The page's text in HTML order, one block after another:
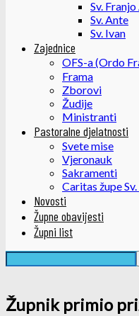
Sv.
Sv. Ante
Sv. Ivan
Zajednice
OFS-a (Ordo
Frama
Zborovi
Žudije
Ministranti
Pastoralne djelatnosti
Svete mise
Vjeronauk
Sakramenti
Caritas župe
Novosti
Župne obavijesti
Župni list
Župnik primio